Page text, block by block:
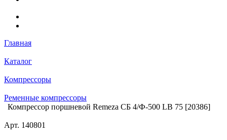
Главная
Каталог
Компрессоры
Ременные компрессоры
Компрессор поршневой Remeza СБ 4/Ф-500 LВ 75 [20386]
Арт. 140801